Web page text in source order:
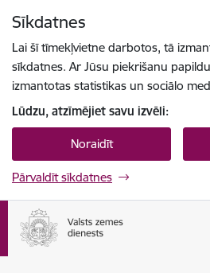
Sīkdatnes
Lai šī tīmekļvietne darbotos, tā
sīkdatnes. Ar Jūsu piekrišanu
izmantotas statistikas un sociālo
Lūdzu, atzīmējiet savu izvēli:
Noraidīt
Pārvaldīt sīkdatnes